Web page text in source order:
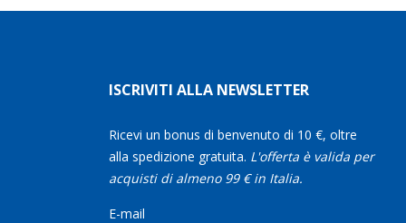
ISCRIVITI ALLA NEWSLETTER
Ricevi un bonus di benvenuto di 10 €, oltre
alla spedizione gratuita. L'offerta è valida per
acquisti di almeno 99 € in Italia.
E-mail